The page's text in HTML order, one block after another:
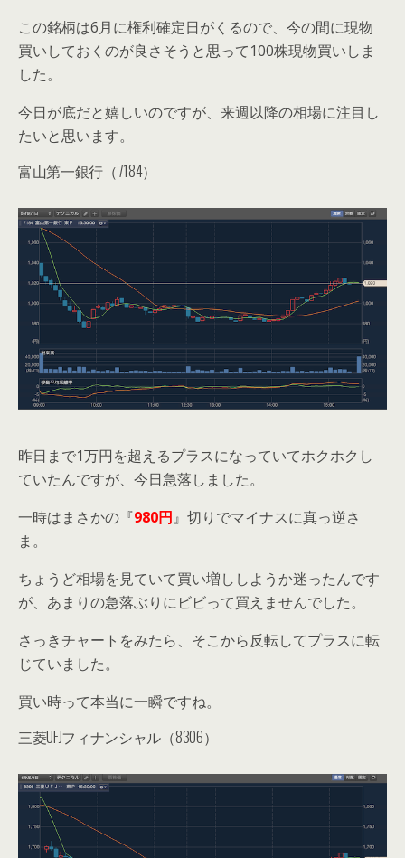
この銘柄は6月に権利確定日がくるので、今の間に現物
買いしておくのが良さそうと思って100株現物買いしま
した。
今日が底だと嬉しいのですが、来週以降の相場に注目し
たいと思います。
富山第一銀行（7184）
昨日まで1万円を超えるプラスになっていてホクホクし
ていたんですが、今日急落しました。
一時はまさかの『980円』切りでマイナスに真っ逆さ
ま。
ちょうど相場を見ていて買い増ししようか迷ったんです
が、あまりの急落ぶりにビビって買えませんでした。
さっきチャートをみたら、そこから反転してプラスに転
じていました。
買い時って本当に一瞬ですね。
三菱UFJフィナンシャル（8306）